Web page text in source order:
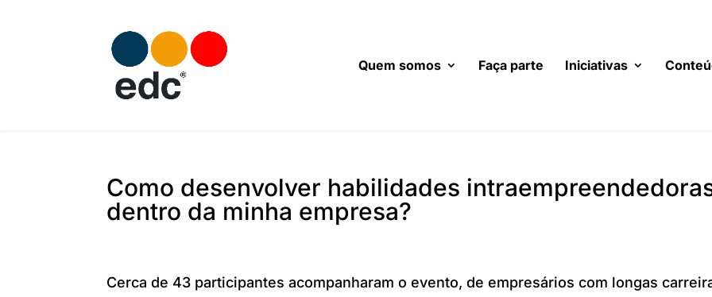
Quem somos Faça parte Iniciativas
Como desenvolver habilidades
dentro da minha empresa?
Cerca de 43 participantes acompanharam o evento, de empresários com longas